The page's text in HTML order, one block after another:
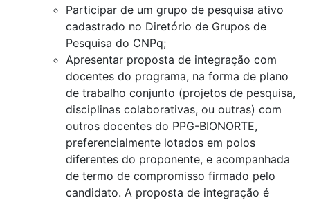
Participar de um grupo de pesquisa ativo
cadastrado no Diretório de Grupos de
Pesquisa do CNPq;
Apresentar proposta de integração com
docentes do programa, na forma de plano
de trabalho conjunto (projetos de pesquisa,
disciplinas colaborativas, ou outras) com
outros docentes do PPG-BIONORTE,
preferencialmente lotados em polos
diferentes do proponente, e acompanhada
de termo de compromisso firmado pelo
candidato. A proposta de integração é